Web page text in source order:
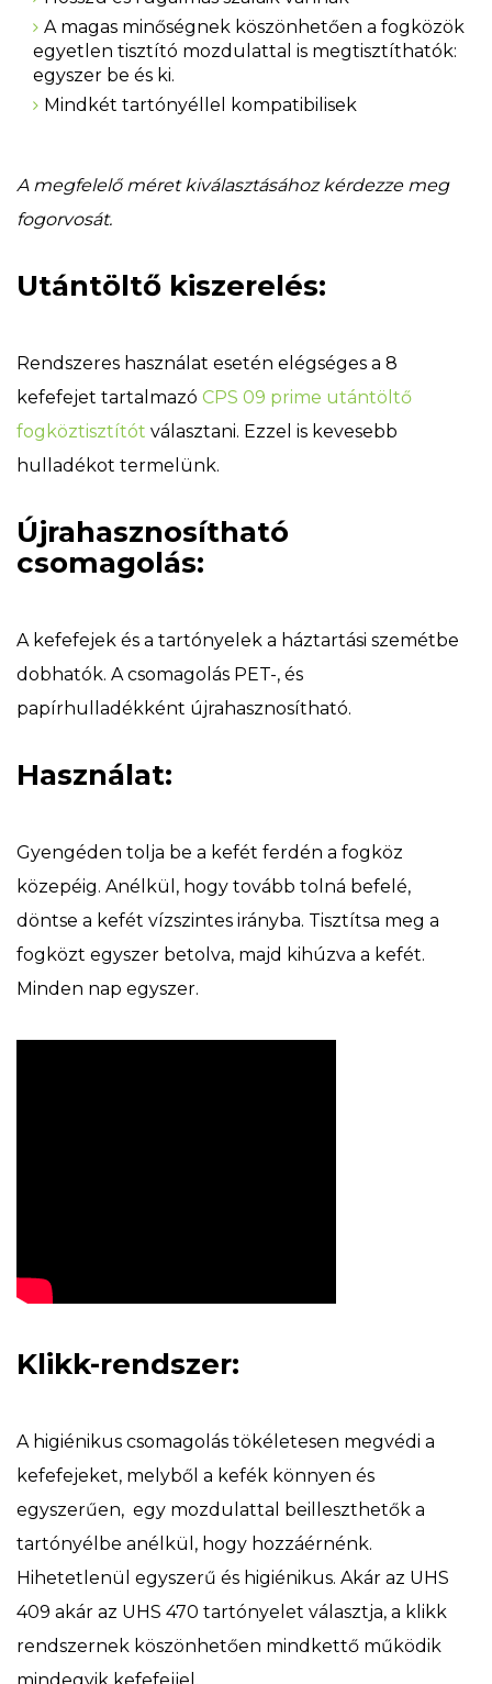
A magas minőségnek köszönhetően a fogközök
egyetlen tisztító mozdulattal is megtisztíthatók:
egyszer be és ki.
Mindkét tartónyéllel kompatibilisek
A megfelelő méret kiválasztásához kérdezze meg
fogorvosát.
Utántöltő kiszerelés:
Rendszeres használat esetén elégséges a 8
kefefejet tartalmazó CPS 09 prime utántöltő
fogköztisztítót választani. Ezzel is kevesebb
hulladékot termelünk.
Újrahasznosítható
csomagolás:
A kefefejek és a tartónyelek a háztartási szemétbe
dobhatók. A csomagolás PET-, és
papírhulladékként újrahasznosítható.
Használat:
Gyengéden tolja be a kefét ferdén a fogköz
közepéig. Anélkül, hogy tovább tolná befelé,
döntse a kefét vízszintes irányba. Tisztítsa meg a
fogközt egyszer betolva, majd kihúzva a kefét.
Minden nap egyszer.
Klikk-rendszer:
A higiénikus csomagolás tökéletesen megvédi a
kefefejeket, melyből a kefék könnyen és
egyszerűen, egy mozdulattal beilleszthetők a
tartónyélbe anélkül, hogy hozzáérnénk.
Hihetetlenül egyszerű és higiénikus. Akár az UHS
409 akár az UHS 470 tartónyelet választja, a klikk
rendszernek köszönhetően mindkettő működik